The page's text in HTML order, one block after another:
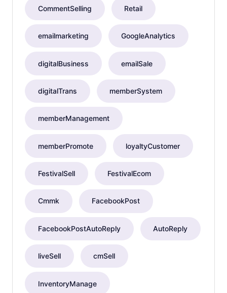
CommentSelling Retail
emailmarketing GoogleAnalytics
digitalBusiness emailSale
digitalTrans memberSystem
memberManagement
memberPromote loyaltyCustomer
FestivalSell FestivalEcom
Cmmk FacebookPost
FacebookPostAutoReply AutoReply
liveSell cmSell
InventoryManage